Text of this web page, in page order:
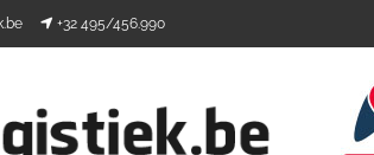
+32 495/456.990